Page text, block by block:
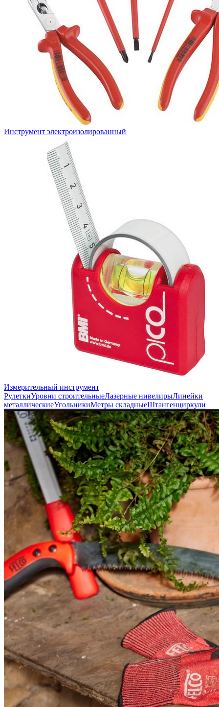
Инструмент электроизолированный
Измерительный инструмент
РулеткиУровни строительныеЛазерные нивелирыЛинейки
металлическиеУгольникиМетры складныеШтангенциркули